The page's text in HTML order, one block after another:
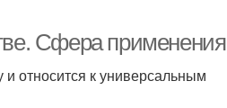
Сфера применения
относится к универсальным